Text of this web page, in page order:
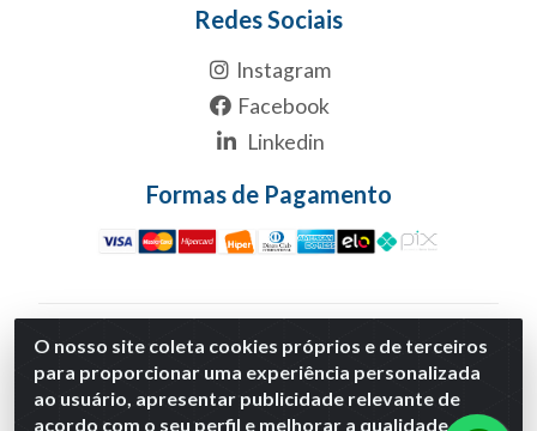
O nosso site coleta cookies próprios e de terceiros
para proporcionar uma experiência personalizada
ao usuário, apresentar publicidade relevante de
acordo com o seu perfil e melhorar a qualidade do
Redes Sociais
Instagram
Facebook
Linkedin
Formas de Pagamento
Multicanal Atacado LTDA - Rua 1-B, S/NC, Quadra1B
Lote 1 Anexo Modulo 2 - Polo Empresarial Goias - Etapa
Xiii, Aparecida de Goiânia/GO - CNPJ 29.460.170/0001-